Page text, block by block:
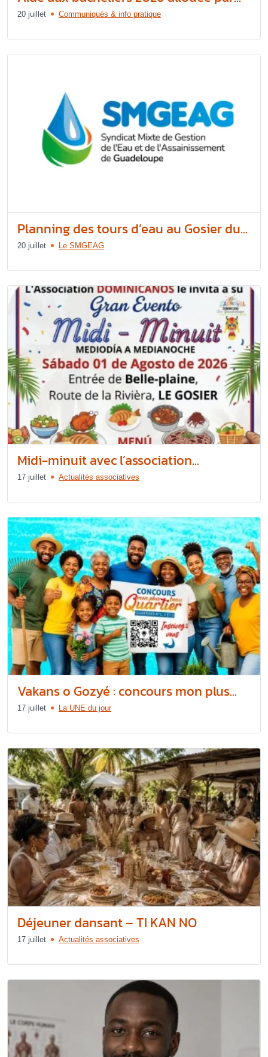
20 juillet Communiqués & info pratique
Planning des tours d’eau au Gosier du...
20 juillet Le SMGEAG
Midi-minuit avec l’association...
17 juillet Actualités associatives
Vakans o Gozyé : concours mon plus...
17 juillet La UNE du jour
Déjeuner dansant – TI KAN NO
17 juillet Actualités associatives